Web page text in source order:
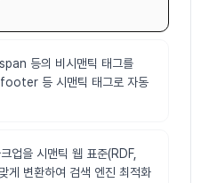
등의 비시맨틱 태그를
등 시맨틱 태그로 자동
업을 시맨틱 웹 표준(RDF,
변환하여 검색 엔진 최적화